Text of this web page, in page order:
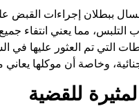
ببطلان إجراءات القبض على
التلبس، مما يعني انتفاء
التي تم العثور عليها في
وخاصة أن موكلها
المثيرة للقضية